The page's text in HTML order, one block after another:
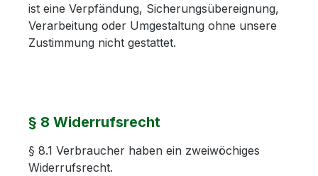
ist eine Verpfändung, Sicherungsübereignung,
Verarbeitung oder Umgestaltung ohne unsere
Zustimmung nicht gestattet.
§ 8 Widerrufsrecht
§ 8.1 Verbraucher haben ein zweiwöchiges
Widerrufsrecht.